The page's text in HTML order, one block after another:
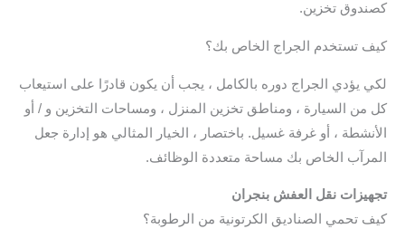
كصندوق تخزين.
كيف تستخدم الجراج الخاص بك؟
لكي يؤدي الجراج دوره بالكامل ، يجب أن يكون قادرًا على استيعاب
كل من السيارة ، ومناطق تخزين المنزل ، ومساحات التخزين و / أو
الأنشطة ، أو غرفة غسيل. باختصار ، الخيار المثالي هو إدارة جعل
المرآب الخاص بك مساحة متعددة الوظائف.
تجهيزات نقل العفش بنجران
كيف تحمي الصناديق الكرتونية من الرطوبة؟